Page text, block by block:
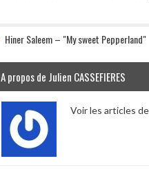
Hiner Saleem – "My sweet Pepperland"
A propos de Julien CASSEFIERES
Voir les articles de